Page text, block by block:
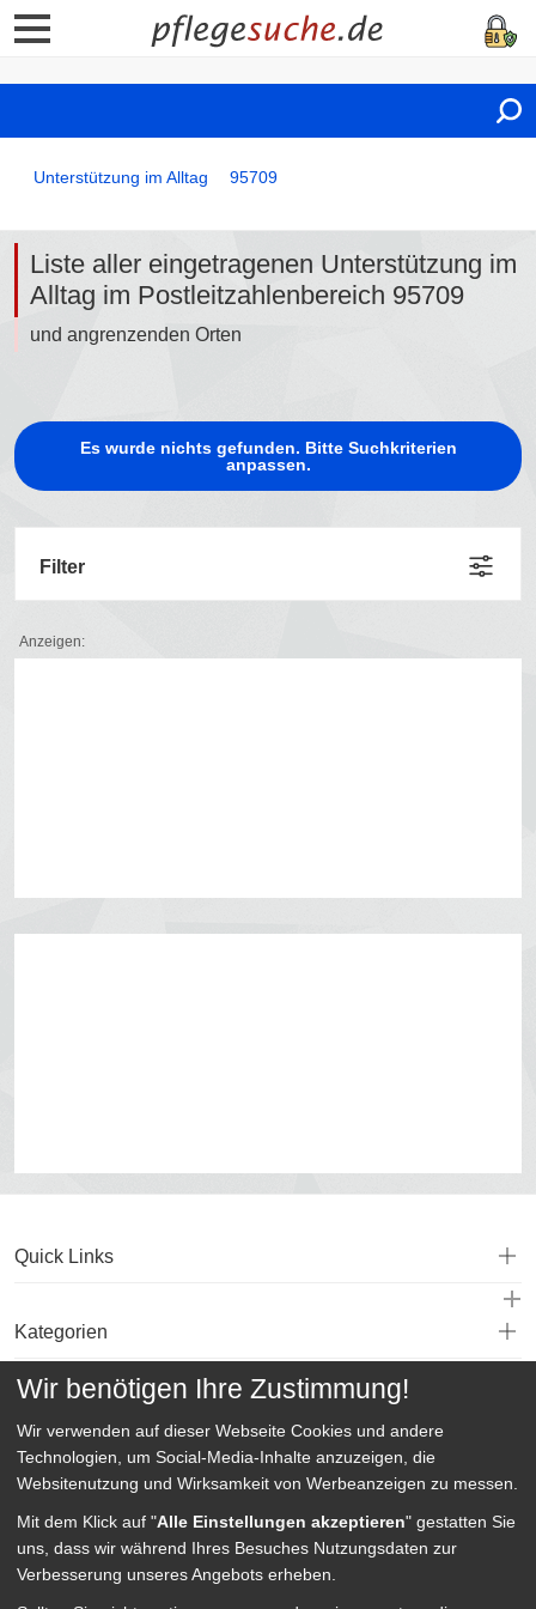
Unterstützung im Alltag 95709
Liste aller eingetragenen Unterstützung im
Alltag im Postleitzahlenbereich 95709
und angrenzenden Orten
Es wurde nichts gefunden. Bitte Suchkriterien
anpassen.
Filter
Anzeigen:
Quick Links
Kategorien
Wir benötigen Ihre Zustimmung!
Wir verwenden auf dieser Webseite Cookies und andere
Technologien, um Social-Media-Inhalte anzuzeigen, die
Websitenutzung und Wirksamkeit von Werbeanzeigen zu messen.
Mit dem Klick auf "Alle Einstellungen akzeptieren" gestatten Sie
uns, dass wir während Ihres Besuches Nutzungsdaten zur
Verbesserung unseres Angebots erheben.